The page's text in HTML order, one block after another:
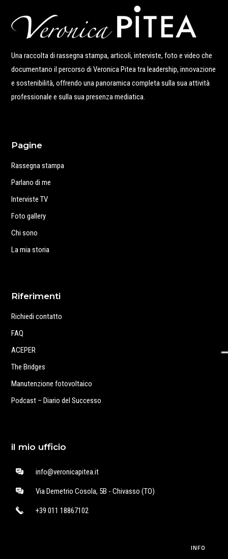
Una raccolta di rassegna stampa, articoli, interviste, foto e video che
documentano il percorso di Veronica Pitea tra leadership, innovazione
e sostenibilità, offrendo una panoramica completa sulla sua attività
professionale e sulla sua presenza mediatica.
Pagine
Rassegna stampa
Parlano di me
Interviste TV
Foto gallery
Chi sono
La mia storia
Riferimenti
Richiedi contatto
FAQ
ACEPER
The Bridges
Manutenzione fotovoltaico
Podcast – Diario del Successo
il mio ufficio
info@veronicapitea.it
Via Demetrio Cosola, 5B - Chivasso (TO)
+39 011 18867102
INFO